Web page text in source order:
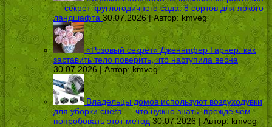
— секрет круглогодичного сада: 8 сортов для яркого
ландшафта 30.07.2026 | Автор: kmveg
«Розовый секрет» Дженнифер Гарнер: как
заставить тело поверить, что наступила весна
30.07.2026 | Автор:kmveg
Владельцы домов используют воздуходувки
для уборки снега — что нужно знать, прежде чем
попробовать этот метод 30.07.2026 | Автор: kmveg